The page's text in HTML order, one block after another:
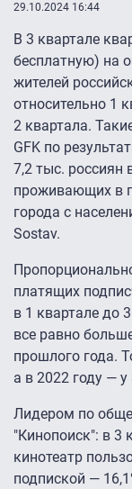
29.10.2024 16:44
В 3 квартале
бесплатную) на
жителей
относительно 1
2 квартала.
GFK по
7,2 тыс. россиян
проживающих в
города с
Sostav.
платящих
в 1 квартале до
все равно
прошлого года.
а в 2022 году — у
Лидером по
"Кинопоиск": в 3
кинотеатр
подпиской —